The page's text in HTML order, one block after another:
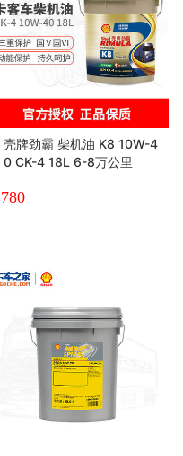
壳牌劲霸 柴机油 K8 10W-4
0 CK-4 18L 6-8万公里
780